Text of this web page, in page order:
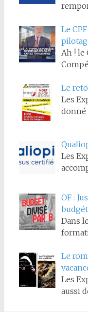
Le
Ah ! le
Le
Les
donné
Les
OF :
Dans
Le
Les
aussi